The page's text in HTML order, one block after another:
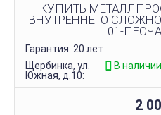
КУПИТЬ
ВНУТРЕННЕГО
01-
Гарантия: 20 лет
Щербинка, ул.
Южная, д.10:
В наличии
2